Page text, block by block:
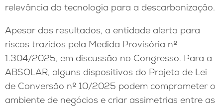
relevância da tecnologia para a descarbonização.
Apesar dos resultados, a entidade alerta para
riscos trazidos pela Medida Provisória nº
1.304/2025, em discussão no Congresso. Para a
ABSOLAR, alguns dispositivos do Projeto de Lei
de Conversão nº 10/2025 podem comprometer o
ambiente de negócios e criar assimetrias entre as